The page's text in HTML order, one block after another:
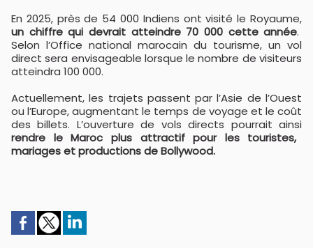
En 2025, près de 54 000 Indiens ont visité le Royaume,
un chiffre qui devrait atteindre 70 000 cette année.
Selon l’Office national marocain du tourisme, un vol
direct sera envisageable lorsque le nombre de visiteurs
atteindra 100 000.
Actuellement, les trajets passent par l’Asie de l’Ouest
ou l’Europe, augmentant le temps de voyage et le coût
des billets. L’ouverture de vols directs pourrait ainsi
rendre le Maroc plus attractif pour les touristes,
mariages et productions de Bollywood.